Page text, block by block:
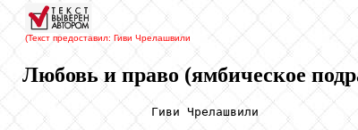
(Текст предоставил: Гиви Чрелашвили
Любовь и право (ямбическое
                  Гиви Чрелашвили